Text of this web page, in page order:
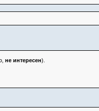
не интересен).